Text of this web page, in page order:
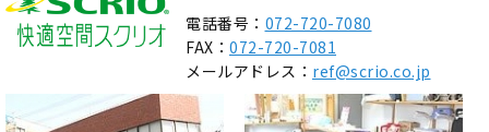
電話番号： 072-720-7080
FAX： 072-720-7081
メールアドレス： ref@scrio.co.jp